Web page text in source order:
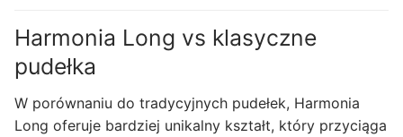
Harmonia Long vs klasyczne
pudełka
W porównaniu do tradycyjnych pudełek, Harmonia
Long oferuje bardziej unikalny kształt, który przyciąga